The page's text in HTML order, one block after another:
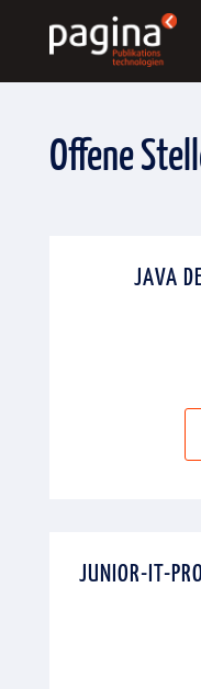
Offene
JAVA
JUNIOR-IT-